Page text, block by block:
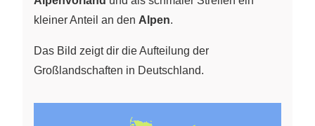
kleiner Anteil an den Alpen.
Das Bild zeigt dir die Aufteilung der
Großlandschaften in Deutschland.